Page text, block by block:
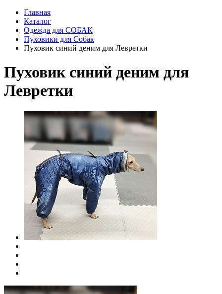
Главная
Каталог
Одежда для СОБАК
Пуховики для Собак
Пуховик синий деним для Левретки
Пуховик синий деним для
Левретки